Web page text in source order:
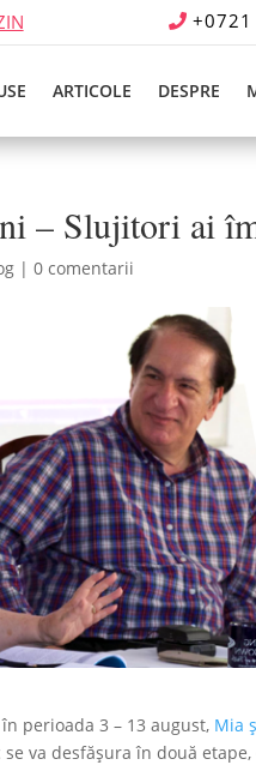
ARTICOLE DESPRE
– Slujitori ai
|0 comentarii
perioada 3 – 13 august, Mia
va desfășura în două